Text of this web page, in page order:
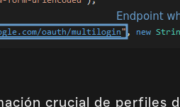
crucial de perfiles